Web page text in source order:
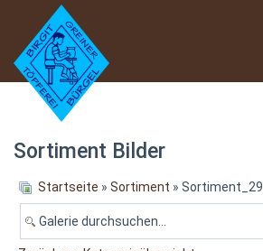
Sortiment Bilder
Startseite » Sortiment » Sortiment_29